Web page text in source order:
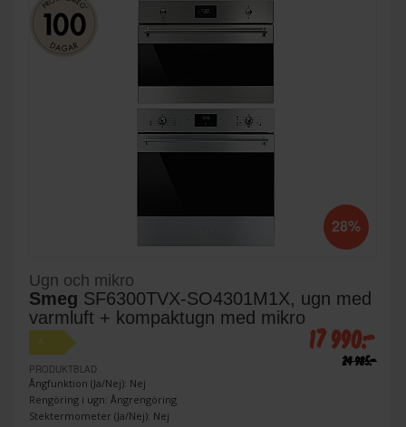
28%
Ugn och mikro
Smeg SF6300TVX-SO4301M1X, ugn med
varmluft + kompaktugn med mikro
A
PRODUKTBLAD
Ångfunktion (Ja/Nej): Nej
Rengöring i ugn: Ångrengöring
Stektermometer (Ja/Nej): Nej
17 990:-
24 985:-